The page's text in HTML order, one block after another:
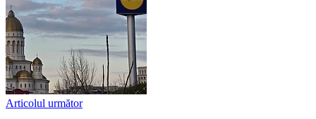
Articolul următor